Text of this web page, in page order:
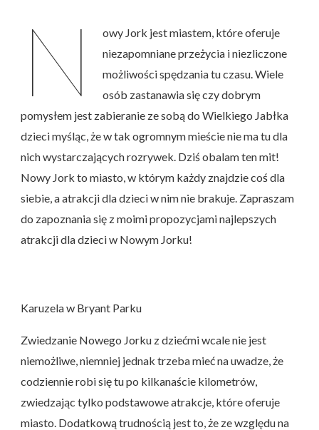
Nowym
Jorku
N
owy Jork jest miastem, które oferuje
niezapomniane przeżycia i niezliczone
możliwości spędzania tu czasu. Wiele
osób zastanawia się czy dobrym
pomysłem jest zabieranie ze sobą do Wielkiego Jabłka
dzieci myśląc, że w tak ogromnym mieście nie ma tu dla
nich wystarczających rozrywek. Dziś obalam ten mit!
Nowy Jork to miasto, w którym każdy znajdzie coś dla
siebie, a atrakcji dla dzieci w nim nie brakuje. Zapraszam
do zapoznania się z moimi propozycjami najlepszych
atrakcji dla dzieci w Nowym Jorku!
Karuzela w Bryant Parku
Zwiedzanie Nowego Jorku z dziećmi wcale nie jest
niemożliwe, niemniej jednak trzeba mieć na uwadze, że
codziennie robi się tu po kilkanaście kilometrów,
zwiedzając tylko podstawowe atrakcje, które oferuje
miasto. Dodatkową trudnością jest to, że ze względu na